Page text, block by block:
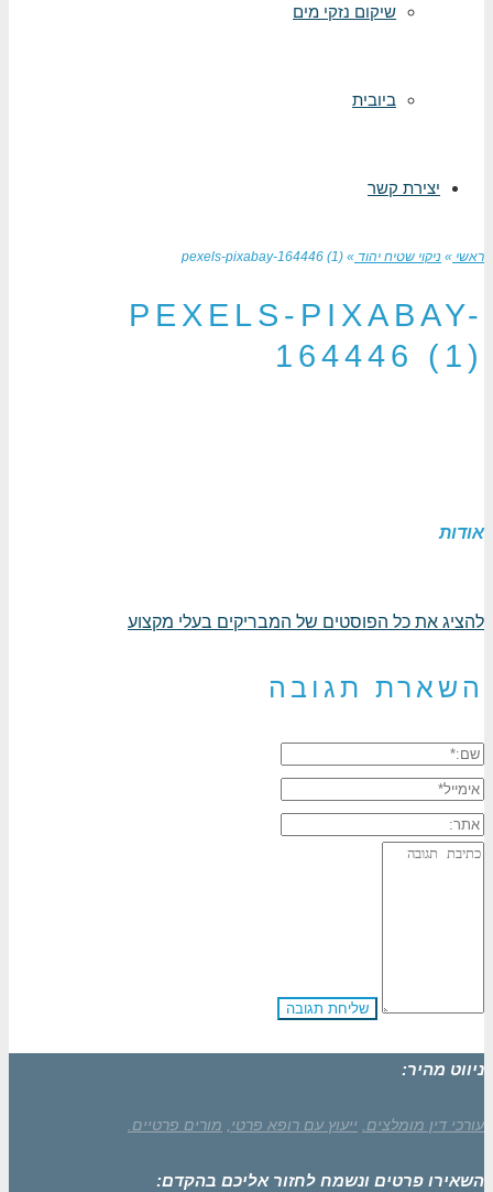
שיקום נזקי מים
קשר
שטיח יהוד »
pexels-pixabay-164446 (1)
PEXELS-
כל הפוסטים של המבריקים בעלי מקצוע
תגובה
מומלצים. ייעוץ עם רופא פרטי, מורים פרטיים.
פרטים ונשמח לחזור אליכם בהקדם: